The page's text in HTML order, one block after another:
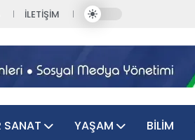
İLETIŞIM
SANAT YAŞAM BILIM